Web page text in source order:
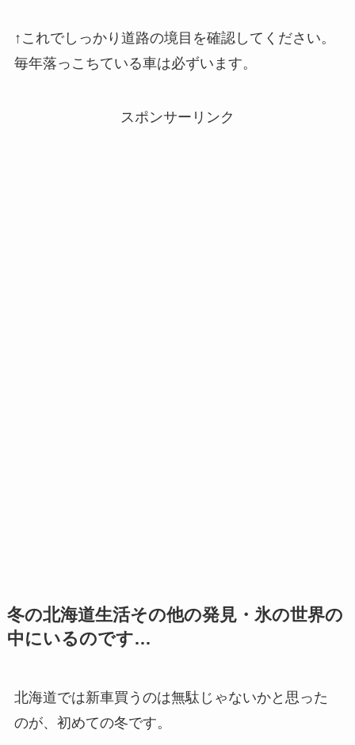
↑これでしっかり道路の境目を確認してください。
毎年落っこちている車は必ずいます。
スポンサーリンク
冬の北海道生活その他の発見・氷の世界の
中にいるのです…
北海道では新車買うのは無駄じゃないかと思った
のが、初めての冬です。